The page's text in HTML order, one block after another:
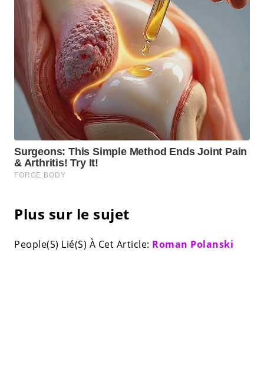
Plus sur le sujet
People(S) Lié(S) À Cet Article: Roman Polanski